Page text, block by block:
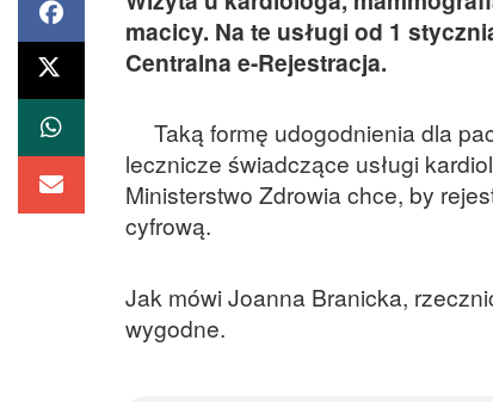
macicy. Na te usługi od 1
Centralna e-Rejestracja.
Taką formę udogodnienia dla
lecznicze świadczące usługi
Ministerstwo Zdrowia chce, by
cyfrową.
Jak mówi Joanna Branicka,
wygodne.